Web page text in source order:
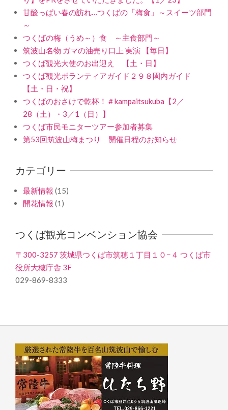
甘酸っぱい春の訪れ…つくばの「梅食」～スイーツ部門
～
つくばの梅（うめ～）食 ～主食部門～
筑波山名物 ガマの油売り口上 実演 【毎日】
つくば観光大使のお出迎え 【土・日】
つくば観光ボランティアガイド２９８園内ガイド
【土・日・祝】
つくばのおさけで乾杯！＃kampaitsukuba【2／
28（土）・3／1（日）】
つくば市民モニターツアー参加者募集
第53回筑波山梅まつり 開催日程のお知らせ
カテゴリー
最新情報 (15)
開花情報 (1)
つくば観光コンベンション協会
〒300-3257 茨城県つくば市筑穂１丁目１０−４ つくば市
役所大穂庁舎 3F
029-869-8333